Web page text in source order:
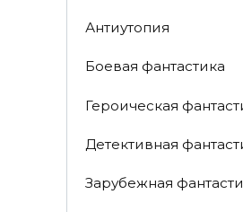
Антиутопия
Боевая фантастика
Героическая
Детективная
Зарубежная